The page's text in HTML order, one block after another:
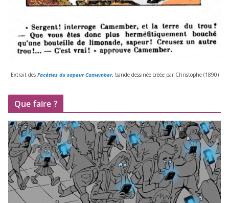
Extrait desFacéties du sapeur Camember, bande des­si­née créée par Christophe (1890)
Que faire ?